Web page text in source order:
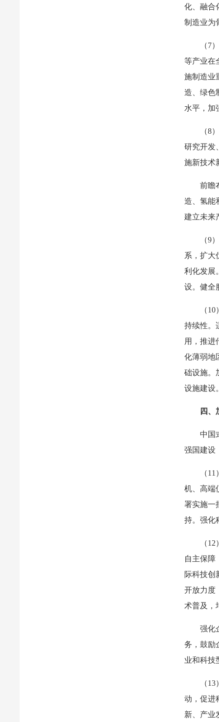
化、融合
制造业为
（7
等产业在
施制造业
造、绿色
水平，加
（8
研究开发
施新技术
前瞻
造、氢能
建立未来
（9
系，扩大
利化发展
设。健全
（
持续性。
用，推进
化薄弱地
础设施。
设施建设
四、
中国
强国建设
（
机、高端
署实施一
持。强化
（
自主保障
际科技创
开放力度
术普及，
强化
务，鼓励
业和科技
（
动，促进
新、产业